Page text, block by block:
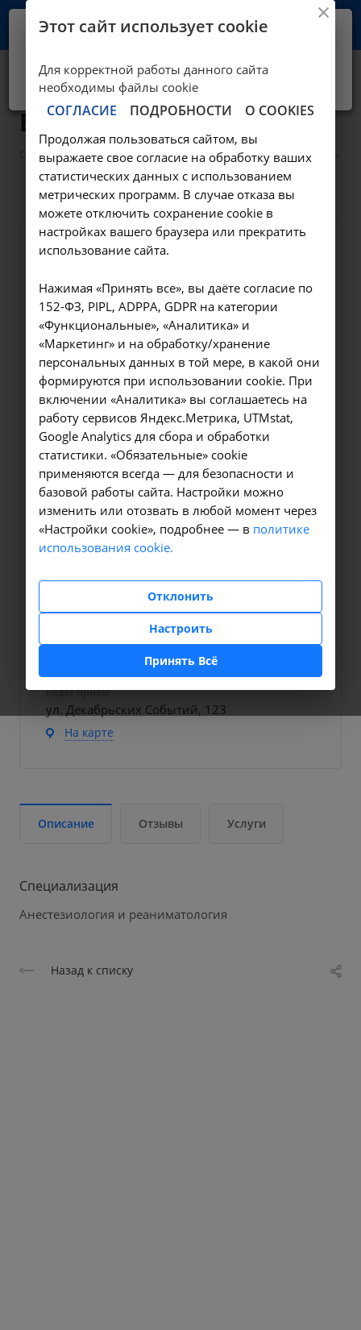
Носов Михаил
Владимирович
О клинике — Сотрудники — Скорая медицинская помощь
Носов Михаил Владимирович
Должность
+7 (3952) 28-04-44
E-mail
info@niicm.ru
Ведет прием
ул. Декабрьских Событий, 123
На карте
Описание Отзывы Услуги
Специализация
Анестезиология и реаниматология
Назад к списку
Ваш город -Иркутск?
Да, верно Нет, выбрать другой
Этот сайт использует cookie
Для корректной работы данного сайта
необходимы файлы cookie
СОГЛАСИЕ ПОДРОБНОСТИ О COOKIES
Продолжая пользоваться сайтом, вы
выражаете свое согласие на обработку ваших
статистических данных с использованием
метрических программ. В случае отказа вы
можете отключить сохранение cookie в
настройках вашего браузера или прекратить
использование сайта.
Нажимая «Принять все», вы даёте согласие по
152-ФЗ, PIPL, ADPPA, GDPR на категории
«Функциональные», «Аналитика» и
«Маркетинг» и на обработку/хранение
персональных данных в той мере, в какой они
формируются при использовании cookie. При
включении «Аналитика» вы соглашаетесь на
работу сервисов Яндекс.Метрика, UTMstat,
Google Analytics для сбора и обработки
статистики. «Обязательные» cookie
применяются всегда — для безопасности и
базовой работы сайта. Настройки можно
изменить или отозвать в любой момент через
«Настройки cookie», подробнее — в политике
использования cookie.
Отклонить
Настроить
Принять Всё